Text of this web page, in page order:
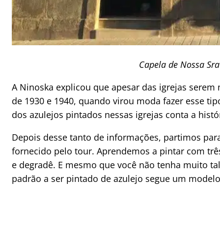
Capela de Nossa
A Ninoska explicou que apesar das igrejas
de 1930 e 1940, quando virou moda fazer esse
dos azulejos pintados nessas igrejas conta a
Depois desse tanto de informações, partimos
fornecido pelo tour. Aprendemos a pintar com
e degradê. E mesmo que você não tenha muito
padrão a ser pintado de azulejo segue um